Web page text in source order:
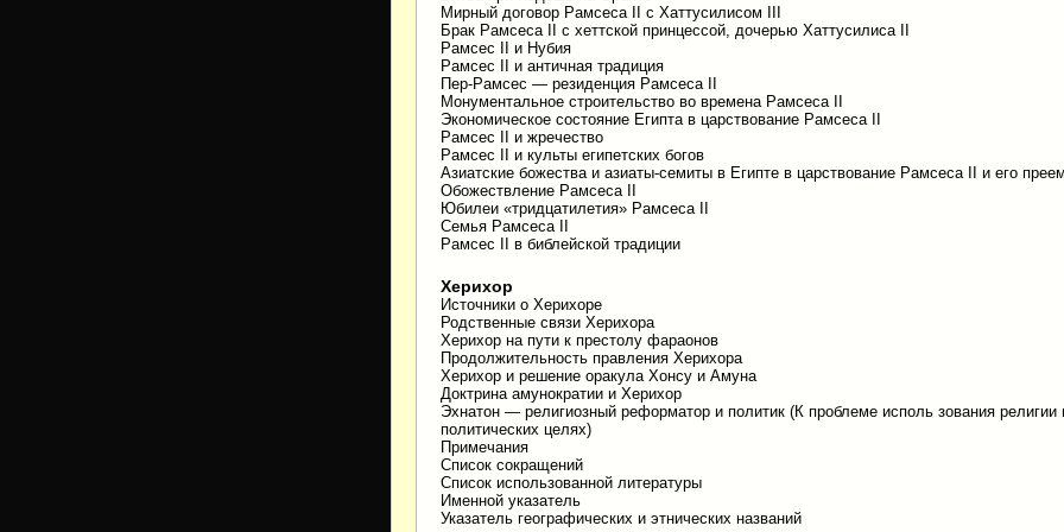
Мирный договор Рамсеса II с Хаттусилисом III
Брак Рамсеса II с хеттской принцессой, дочерью Хаттусилиса II
Рамсес II и Нубия
Рамсес II и античная традиция
Пер-Рамсес — резиденция Рамсеса II
Монументальное строительство во времена Рамсеса II
Экономическое состояние Египта в царствование Рамсеса II
Рамсес II и жречество
Рамсес II и культы египетских богов
Азиатские божества и азиаты-семиты в Египте в царствование Рамсеса II и его
Обожествление Рамсеса II
Юбилеи «тридцатилетия» Рамсеса II
Семья Рамсеса II
Рамсес II в библейской традиции
Херихор
Источники о Херихоре
Родственные связи Херихора
Херихор на пути к престолу фараонов
Продолжительность правления Херихора
Херихор и решение оракула Хонсу и Амуна
Доктрина амунократии и Херихор
Эхнатон — религиозный реформатор и политик (К проблеме исполь зования религии
политических целях)
Примечания
Список сокращений
Список использованной литературы
Именной указатель
Указатель географических и этнических названий